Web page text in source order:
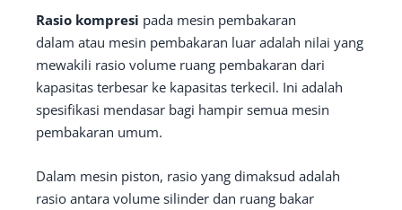
Rasio kompresi pada mesin pembakaran
dalam atau mesin pembakaran luar adalah nilai yang
mewakili rasio volume ruang pembakaran dari
kapasitas terbesar ke kapasitas terkecil. Ini adalah
spesifikasi mendasar bagi hampir semua mesin
pembakaran umum.
Dalam mesin piston, rasio yang dimaksud adalah
rasio antara volume silinder dan ruang bakar